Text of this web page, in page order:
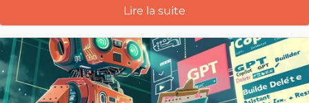
Lire la suite